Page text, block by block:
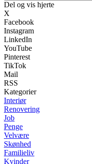
Del og vis hjerte
X
Facebook
Instagram
LinkedIn
YouTube
Pinterest
TikTok
Mail
RSS
Kategorier
Interiør
Renovering
Job
Penge
Velvære
Skønhed
Familieliv
Kvinder